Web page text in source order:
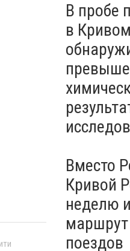
арта
ФОТО
В пробе
в
Вместо
Кривой
неделю
поездов